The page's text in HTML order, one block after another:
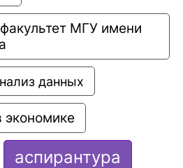
МГУ имени
данных
экономике
аспирантура